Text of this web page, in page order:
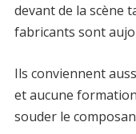
devant de la scène
fabricants sont
Ils conviennent
et aucune
souder le